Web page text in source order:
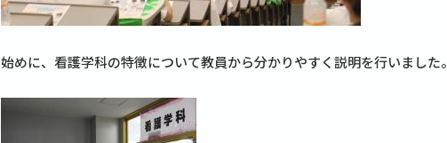
始めに、看護学科の特徴について教員から分かりやすく説明を行いました。